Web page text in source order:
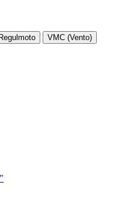
Regulmoto VMC (Vento)